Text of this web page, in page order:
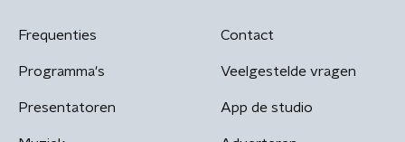
Frequenties
Programma's
Presentatoren
Contact
Veelgestelde vragen
App de studio